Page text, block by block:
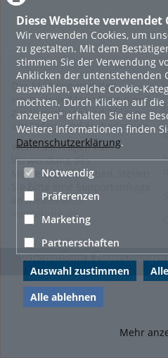
Diese Webseite verwendet
Wir verwenden Cookies, um
zu gestalten. Mit dem
stimmen Sie der Verwendung
Anklicken der untenstehenden
auswählen, welche Cookie-
möchten. Durch Klicken auf
anzeigen" erhalten Sie eine
Weitere Informationen finden
Datenschutzerklärung.
Notwendig
Präferenzen
Marketing
Partnerschaften
Auswahl zustimmen
Alle ablehnen
Mehr
Das Medienportal der
Hochschule Merseburg dient
zur Verwaltung und Ablage
von Video- und Audiodateien.
Wenn Sie Fragen zur
Verwendung des
Medienportals haben, stellen
anmedien@hs-
merseburg.de
Videoplattform & Player